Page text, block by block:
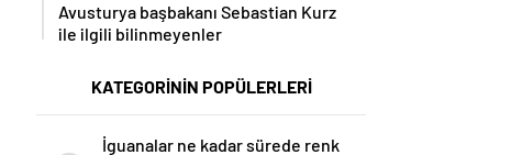
Avusturya başbakanı Sebastian Kurz
ile ilgili bilinmeyenler
KATEGORİNİN POPÜLERLERİ
İguanalar ne kadar sürede renk